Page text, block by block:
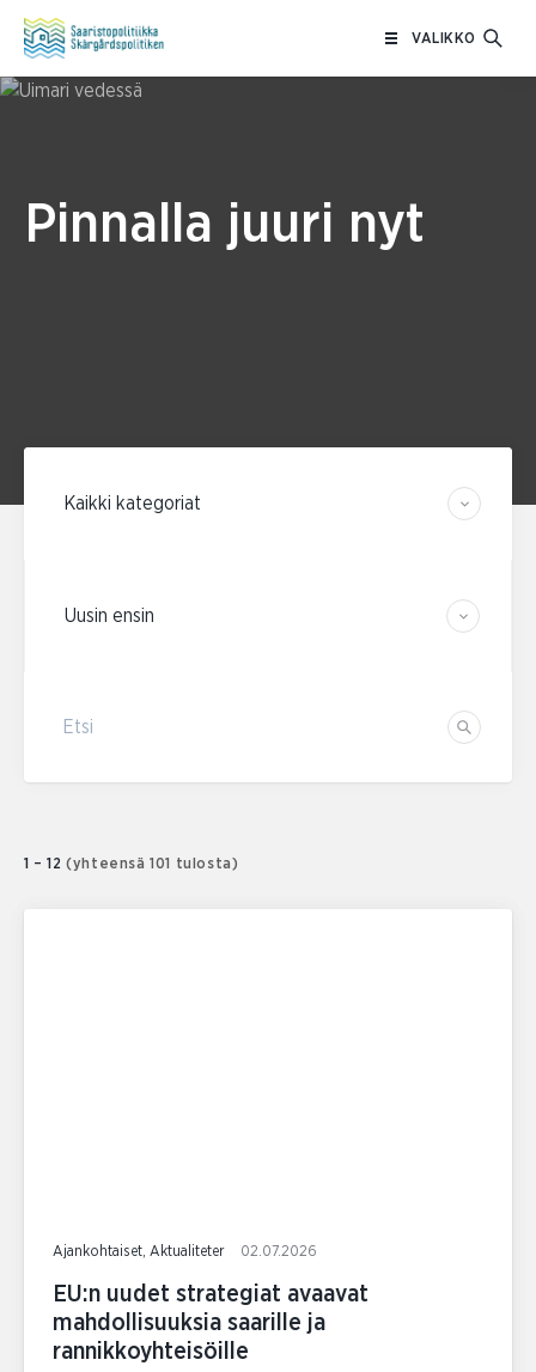
VALIKKO
Pinnalla juuri nyt
Etsi
1 – 12 (yhteensä 101 tulosta)
Ajankohtaiset, Aktualiteter 02.07.2026
EU:n uudet strategiat avaavat
mahdollisuuksia saarille ja
rannikkoyhteisöille